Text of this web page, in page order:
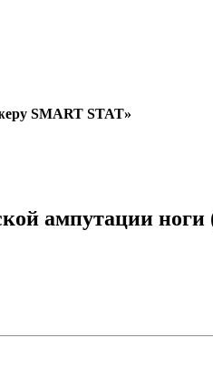
SMART STAT»
ампутации ноги